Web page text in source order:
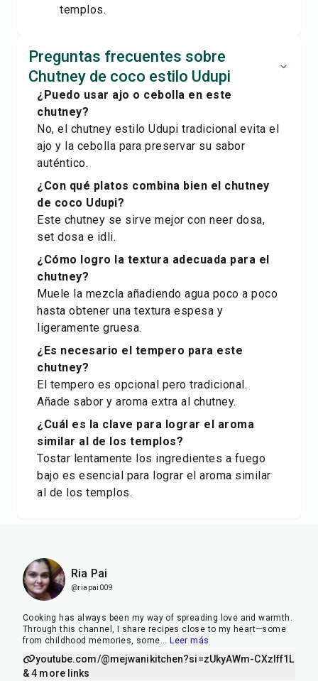
templos.
Preguntas frecuentes sobre
Chutney de coco estilo Udupi
¿Puedo usar ajo o cebolla en este
chutney?
No, el chutney estilo Udupi tradicional evita el
ajo y la cebolla para preservar su sabor
auténtico.
¿Con qué platos combina bien el chutney
de coco Udupi?
Este chutney se sirve mejor con neer dosa,
set dosa e idli.
¿Cómo logro la textura adecuada para el
chutney?
Muele la mezcla añadiendo agua poco a poco
hasta obtener una textura espesa y
ligeramente gruesa.
¿Es necesario el tempero para este
chutney?
El tempero es opcional pero tradicional.
Añade sabor y aroma extra al chutney.
¿Cuál es la clave para lograr el aroma
similar al de los templos?
Tostar lentamente los ingredientes a fuego
bajo es esencial para lograr el aroma similar
al de los templos.
Ria Pai
@riapai009
Cooking has always been my way of spreading love and warmth.
Through this channel, I share recipes close to my heart—some
from childhood memories, some... Leer más
youtube.com/@mejwanikitchen?si=zUkyAWm-CXzIff1L
& 4 more links